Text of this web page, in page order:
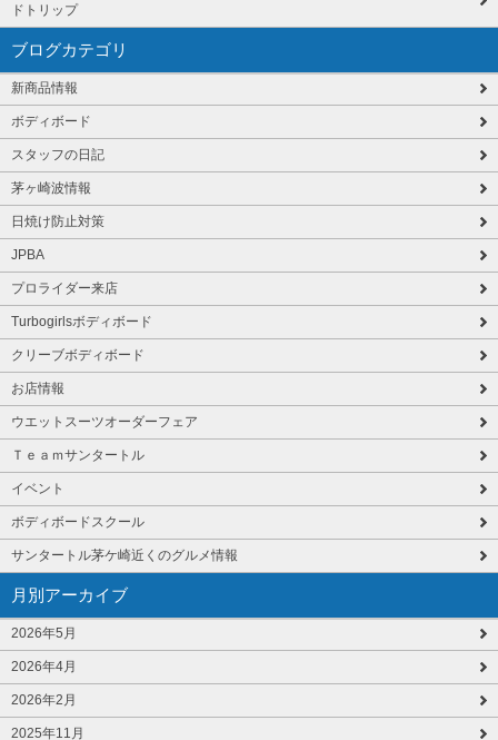
ドトリップ
ブログカテゴリ
新商品情報
ボディボード
スタッフの日記
茅ヶ崎波情報
日焼け防止対策
JPBA
プロライダー来店
Turbogirlsボディボード
クリーブボディボード
お店情報
ウエットスーツオーダーフェア
Ｔｅａｍサンタートル
イベント
ボディボードスクール
サンタートル茅ケ崎近くのグルメ情報
月別アーカイブ
2026年5月
2026年4月
2026年2月
2025年11月